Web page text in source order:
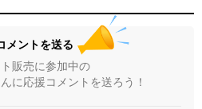
コメントを送る
販売に参加中の
に応援コメントを送ろう！